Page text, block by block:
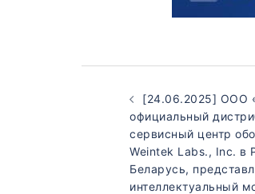
[24.06.2025] ООО
официальный
сервисный центр
Weintek Labs., Inc. в
Беларусь,
интеллектуальный